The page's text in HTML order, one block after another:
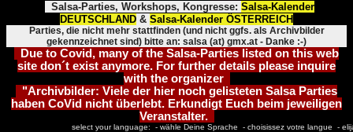
Salsa-Parties, Workshops, Kongresse: Salsa-Kalender
DEUTSCHLAND & Salsa-Kalender ÖSTERREICH
Parties, die nicht mehr stattfinden (und nicht ggfs. als Archivbilder
gekennzeichnet sind) bitte an: salsa (at) gmx.at - Danke :-)
Due to Covid, many of the Salsa-Parties listed on this web
site don´t exist anymore. For further details please inquire
with the organizer
"Archivbilder: Viele der hier noch gelisteten Salsa Parties
haben CoVid nicht überlebt. Erkundigt Euch beim jeweiligen
Veranstalter.
select your language: - wähle Deine Sprache - choisissez votre langue -